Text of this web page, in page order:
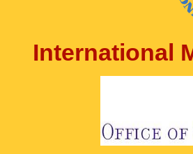
International